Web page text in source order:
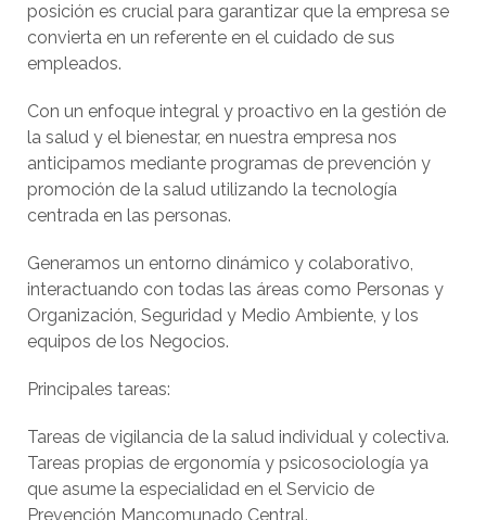
posición es crucial para garantizar que la empresa se
convierta en un referente en el cuidado de sus
empleados.
Con un enfoque integral y proactivo en la gestión de
la salud y el bienestar, en nuestra empresa nos
anticipamos mediante programas de prevención y
promoción de la salud utilizando la tecnología
centrada en las personas.
Generamos un entorno dinámico y colaborativo,
interactuando con todas las áreas como Personas y
Organización, Seguridad y Medio Ambiente, y los
equipos de los Negocios.
Principales tareas:
Tareas de vigilancia de la salud individual y colectiva.
Tareas propias de ergonomía y psicosociología ya
que asume la especialidad en el Servicio de
Prevención Mancomunado Central.